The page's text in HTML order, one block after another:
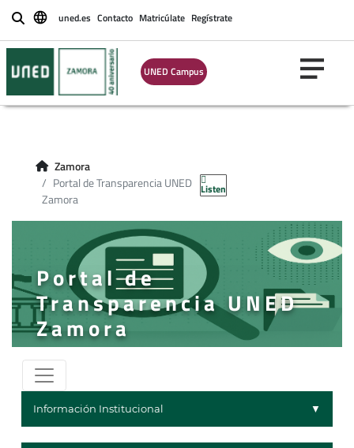
Buscar
uned.es Contacto Matricúlate Regístrate
UNED Campus
Zamora
Portal de Transparencia UNED
Zamora
Listen
Portal de
Transparencia UNED
Zamora
Información Institucional